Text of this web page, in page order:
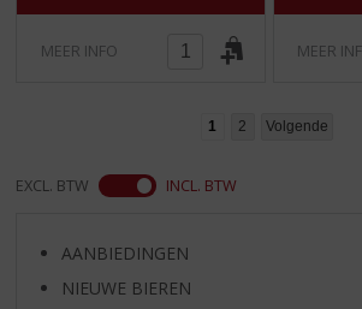
MEER INFO MEER
1 2 Volgende
EXCL. BTW INCL. BTW
AANBIEDINGEN
NIEUWE BIEREN